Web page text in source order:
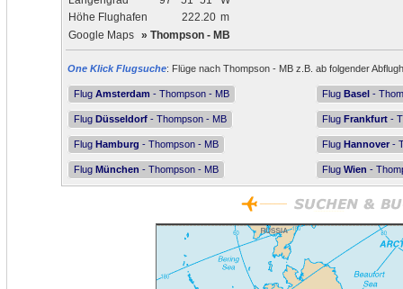
Höhe Flughafen
222.20 m
Google Maps » Thompson - MB
One Klick Flugsuche: Flüge nach Thompson - MB z.B. ab folgender
Flug Amsterdam - Thompson - MB Flug Basel -
Flug Düsseldorf - Thompson - MB Flug Frankfurt -
Flug Hamburg - Thompson - MB Flug Hannover -
Flug München - Thompson - MB Flug Wien -